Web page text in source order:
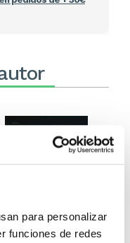
para personalizar
funciones de redes